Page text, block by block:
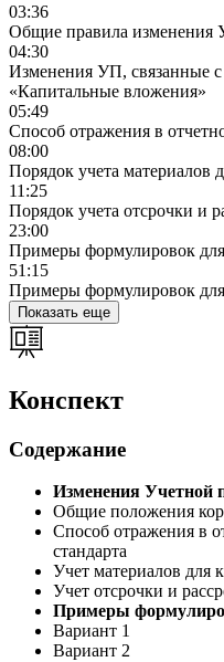
03:36
Общие правила изменения
04:30
Изменения УП, связанные
«Капитальные вложения»
05:49
Способ отражения в
08:00
Порядок учета материалов
11:25
Порядок учета отсрочки и
23:00
Примеры формулировок
51:15
Примеры формулировок
Показать еще
Конспект
Содержание
Изменения Учетной
Общие положения
Способ отражения в
стандарта
Учет материалов для
Учет отсрочки и
Примеры
Вариант 1
Вариант 2